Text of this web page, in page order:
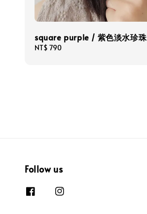
square purple / 紫色淡水珍珠
Regular
NT$ 790
Follow us